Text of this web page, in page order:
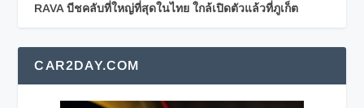
RAVA บีชคลับที่ใหญ่ที่สุดในไทย ใกล้เปิดตัวแล้วที่ภูเก็ต
CAR2DAY.COM